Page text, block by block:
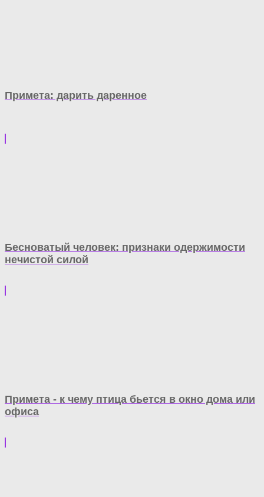
Примета: дарить даренное
Бесноватый человек: признаки одержимости
нечистой силой
Примета - к чему птица бьется в окно дома или
офиса